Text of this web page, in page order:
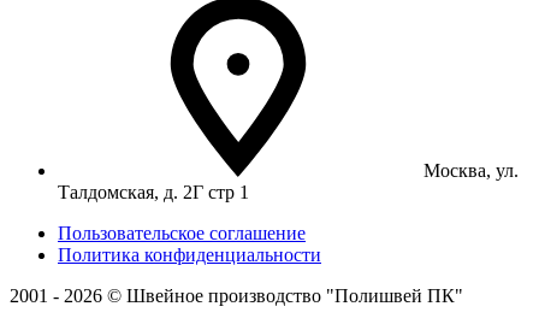
Москва, ул.
Талдомская, д. 2Г стр 1
Пользовательское соглашение
Политика конфиденциальности
2001 - 2026 © Швейное производство "Полишвей ПК"